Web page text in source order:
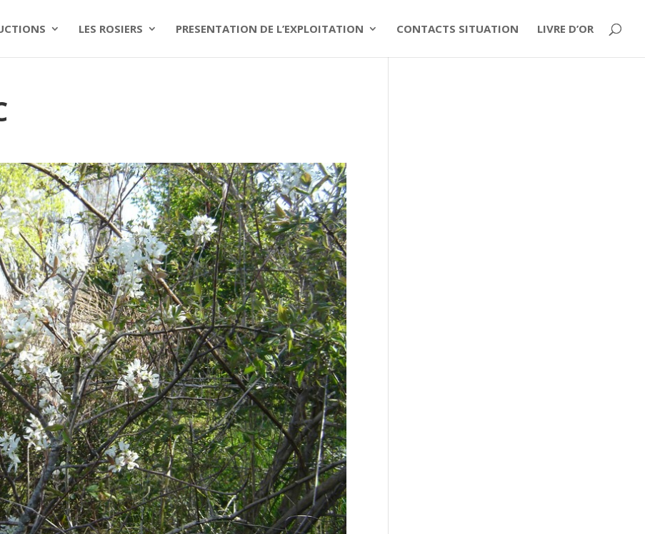
LES ROSIERS PRESENTATION DE L’EXPLOITATION CONTACTS SITUATION LIVRE D’OR